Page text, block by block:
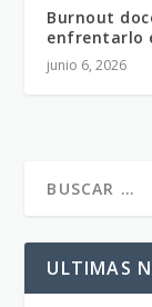
Burnout
enfrentarlo
junio 6, 2026
ULTIMAS